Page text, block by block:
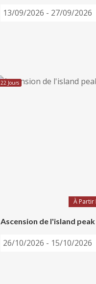
13/09/2026 - 27/09/2026
22 Jours
À Partir
Ascension de l'island peak
26/10/2026 - 15/10/2026